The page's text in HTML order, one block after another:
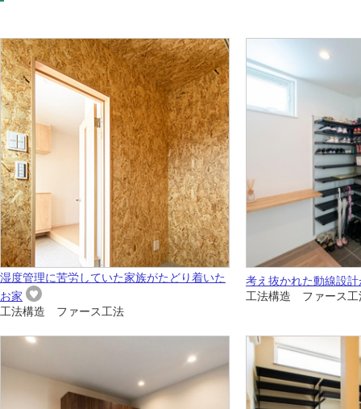
湿度管理に苦労していた家族がたどり着いた
お家
工法構造 ファース工法
考え抜かれた動線設
工法構造 ファース工